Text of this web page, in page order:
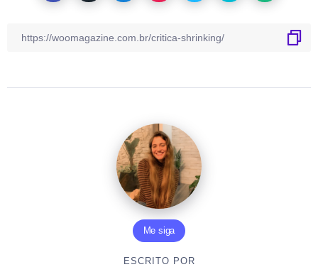
Me siga
ESCRITO POR